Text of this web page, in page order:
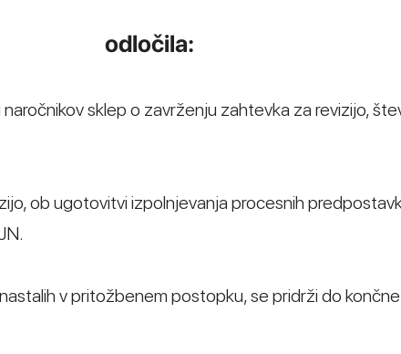
odločila:
naročnikov sklep o zavrženju zahtevka za revizijo,
ob ugotovitvi izpolnjevanja procesnih
v pritožbenem postopku, se pridrži do